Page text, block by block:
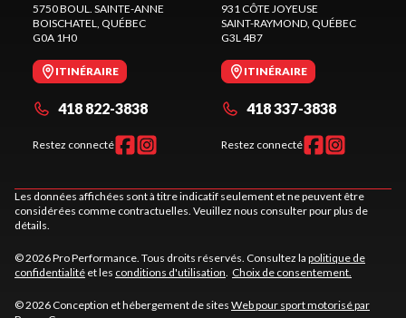
5750 BOUL. SAINTE-ANNE
BOISCHATEL
, QUÉBEC
G0A 1H0
ITINÉRAIRE
418 822-3838
Restez connecté
931 CÔTE JOYEUSE
SAINT-RAYMOND , QUÉBEC
G3L 4B7
ITINÉRAIRE
418 337-3838
Restez connecté
Les données affichées sont à titre indicatif seulement et ne peuvent être
considérées comme contractuelles. Veuillez nous consulter pour plus de
détails.
© 2026 Pro Performance. Tous droits réservés. Consultez la politique de
confidentialité et les conditions d'utilisation Choix de consentement.
© 2026 Conception et hébergement de sites Web pour sport motorisé par